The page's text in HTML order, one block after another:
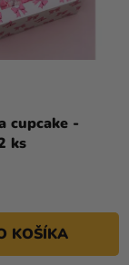
cupcake -
ks
KOŠÍKA